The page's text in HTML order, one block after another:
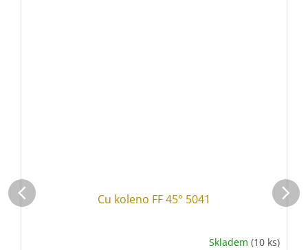
Cu koleno FF 45° 5041
Skladem (10 ks)